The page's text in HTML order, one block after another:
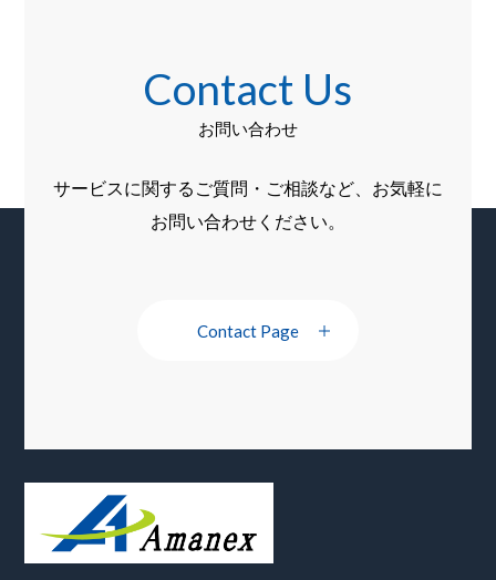
Contact Us
お問い合わせ
サービスに関するご質問・ご相談など、お気軽に
お問い合わせください。
Contact Page